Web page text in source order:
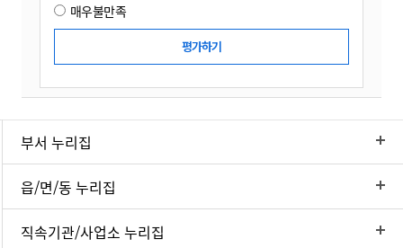
매우불만족
부서 누리집
읍/면/동 누리집
직속기관/사업소 누리집